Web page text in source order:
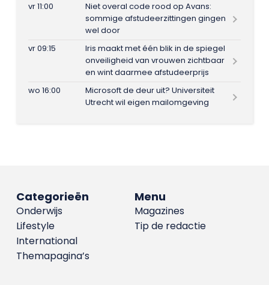
vr 11:00
Niet overal code rood op Avans:
sommige afstudeerzittingen gingen
wel door
vr 09:15
Iris maakt met één blik in de spiegel
onveiligheid van vrouwen zichtbaar
en wint daarmee afstudeerprijs
wo 16:00
Microsoft de deur uit? Universiteit
Utrecht wil eigen mailomgeving
Menu
Magazines
Tip de redactie
Categorieën
Onderwijs
Lifestyle
International
Themapagina’s